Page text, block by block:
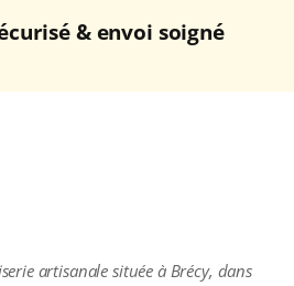
& envoi soigné
artisanale située à Brécy, dans